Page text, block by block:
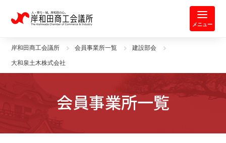
岸和田商工会議所 | 人・祭り・城。
メニュー
岸和田商工会議所 会員事業所一覧 建設部会
大和泉土木株式会社
会員事業所一覧